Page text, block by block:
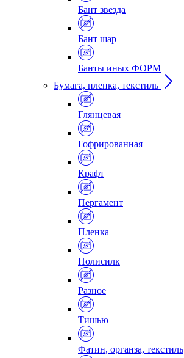
Бант звезда
Бант шар
Банты иных ФОРМ
Бумага, пленка, текстиль
Глянцевая
Гофрированная
Крафт
Пергамент
Пленка
Полисилк
Разное
Тишью
Фатин, органза, текстиль